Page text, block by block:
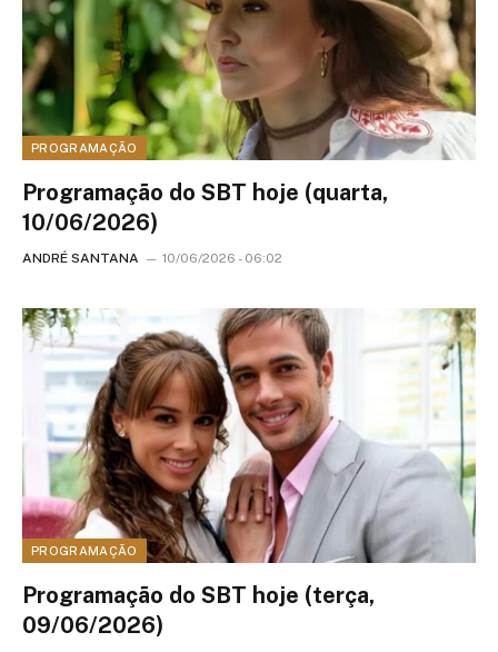
PROGRAMAÇÃO
Programação do SBT hoje (quarta,
10/06/2026)
ANDRÉ SANTANA 10/06/2026 - 06:02
PROGRAMAÇÃO
Programação do SBT hoje (terça,
09/06/2026)